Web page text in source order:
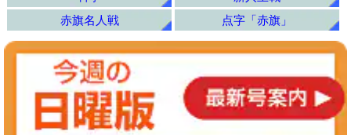
赤旗名人戦
点字「赤旗」